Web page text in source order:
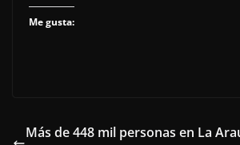
Me gusta:
Más de 448 mil personas en La